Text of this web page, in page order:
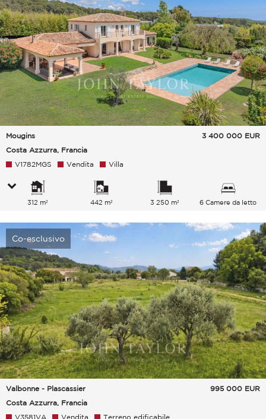
Mougins
Costa Azzurra, Francia
3 400 000 EUR
V1782MGS Vendita Villa
312 m² 442 m² 3 250 m² 6 Camere da letto
Co-esclusivo
Valbonne - Plascassier
Costa Azzurra, Francia
995 000 EUR
V3581VA Vendita Terreno edificabile